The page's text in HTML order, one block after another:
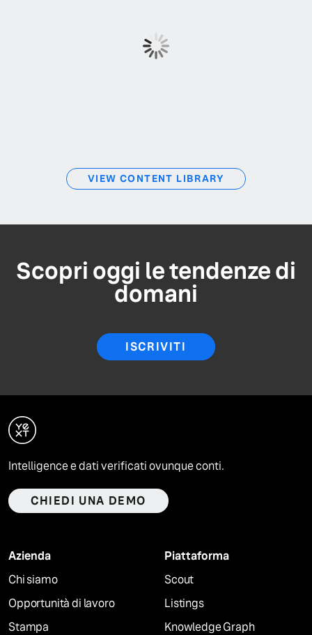
VIEW CONTENT LIBRARY
Scopri oggi le tendenze di
domani
ISCRIVITI
Intelligence e dati verificati ovunque conti.
CHIEDI UNA DEMO
Azienda
Chi siamo
Opportunità di lavoro
Stampa
Piattaforma
Scout
Listings
Knowledge Graph